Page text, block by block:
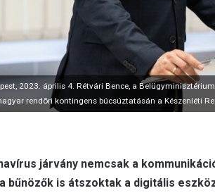
2023. április 4. Rétvári Bence, a
rendõri kontingens búcsúztatásán a Készenléti
járvány nemcsak a
bűnözők is átszoktak a digitális